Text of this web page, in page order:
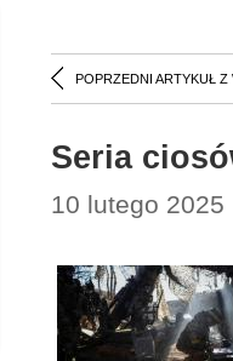
POPRZEDNI ARTYKUŁ Z
Seria
10 lutego 2025